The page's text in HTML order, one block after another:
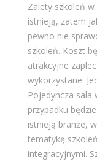
Zalety szkoleń w
istnieją, zatem
pewno nie
szkoleń. Koszt
atrakcyjne
wykorzystane.
Pojedyncza
przypadku
istnieją branże,
tematykę
integracyjnymi.